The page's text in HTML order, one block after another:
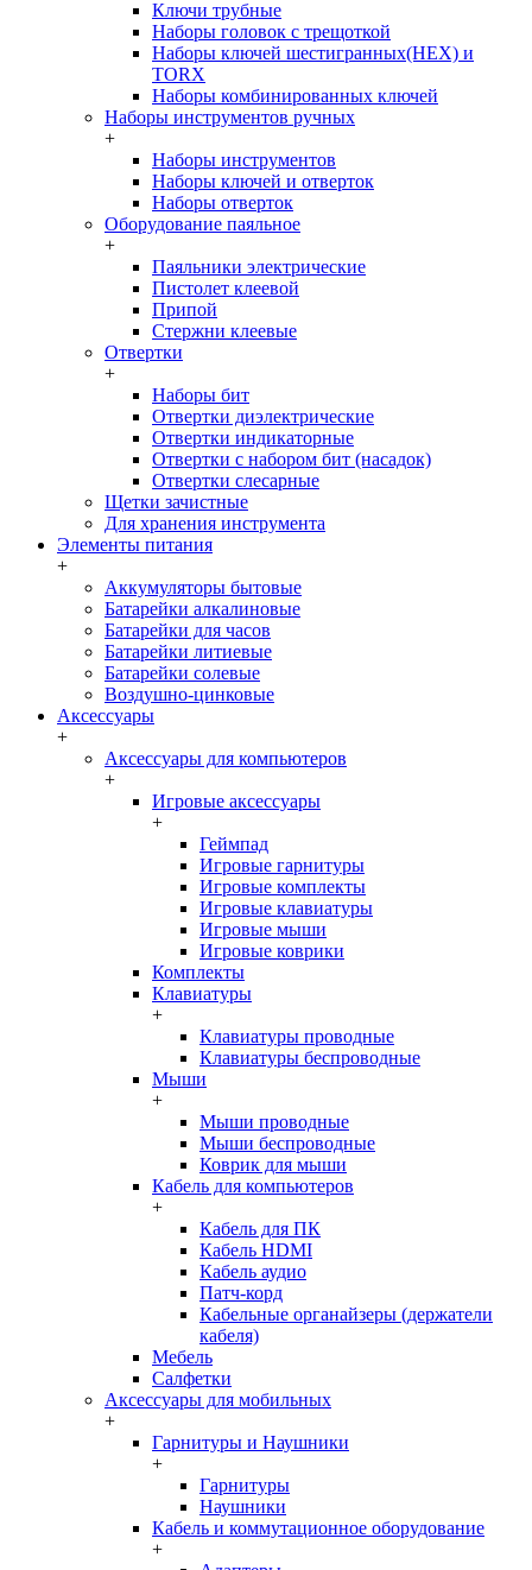
Ключи трубные
Наборы головок c трещоткой
Наборы ключей шестигранных(HEX) и
TORX
Наборы комбинированных ключей
Наборы инструментов ручных
+
Наборы инструментов
Наборы ключей и отверток
Наборы отверток
Оборудование паяльное
+
Паяльники электрические
Пистолет клеевой
Припой
Стержни клеевые
Отвертки
+
Наборы бит
Отвертки диэлектрические
Отвертки индикаторные
Отвертки с набором бит (насадок)
Отвертки слесарные
Щетки зачистные
Для хранения инструмента
Элементы питания
+
Аккумуляторы бытовые
Батарейки алкалиновые
Батарейки для часов
Батарейки литиевые
Батарейки солевые
Воздушно-цинковые
Аксессуары
+
Аксессуары для компьютеров
+
Игровые аксессуары
+
Геймпад
Игровые гарнитуры
Игровые комплекты
Игровые клавиатуры
Игровые мыши
Игровые коврики
Комплекты
Клавиатуры
+
Клавиатуры проводные
Клавиатуры беспроводные
Мыши
+
Мыши проводные
Мыши беспроводные
Коврик для мыши
Кабель для компьютеров
+
Кабель для ПК
Кабель HDMI
Кабель аудио
Патч-корд
Кабельные органайзеры (держатели
кабеля)
Мебель
Салфетки
Аксессуары для мобильных
+
Гарнитуры и Наушники
+
Гарнитуры
Наушники
Кабель и коммутационное оборудование
+